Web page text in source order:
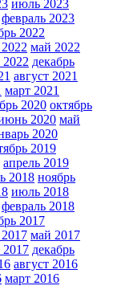
июль 2023
февраль 2023
2022
май 2022
2022 декабрь
август 2021
март 2021
2020 октябрь
2020 май
2020
2019
апрель 2019
2018 ноябрь
июль 2018
февраль 2018
2017
май 2017
2017 декабрь
август 2016
март 2016